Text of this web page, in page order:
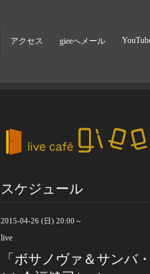
アクセス gieeへメール
スケジュール
2015-04-26 (日) 20:00～
live
「ボサノヴァ＆サンバ